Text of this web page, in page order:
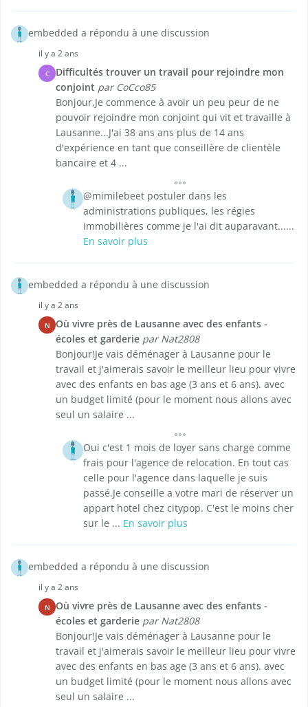
embedded a répondu à une discussion
il y a 2 ans
C
Difficultés trouver un travail pour rejoindre mon
conjoint par CoCco85
Bonjour,Je commence à avoir un peu peur de ne
pouvoir rejoindre mon conjoint qui vit et travaille à
Lausanne...J'ai 38 ans ans plus de 14 ans
d'expérience en tant que conseillère de clientèle
bancaire et 4 ...
@mimilebeet postuler dans les
administrations publiques, les régies
immobilières comme je l'ai dit auparavant......
En savoir plus
embedded a répondu à une discussion
il y a 2 ans
N
Où vivre près de Lausanne avec des enfants -
écoles et garderie par Nat2808
Bonjour!Je vais déménager à Lausanne pour le
travail et j'aimerais savoir le meilleur lieu pour vivre
avec des enfants en bas age (3 ans et 6 ans). avec
un budget limité (pour le moment nous allons avec
seul un salaire ...
Oui c'est 1 mois de loyer sans charge comme
frais pour l'agence de relocation. En tout cas
celle pour l'agence dans laquelle je suis
passé.Je conseille a votre mari de réserver un
appart hotel chez citypop. C'est le moins cher
sur le ... En savoir plus
embedded a répondu à une discussion
il y a 2 ans
N
Où vivre près de Lausanne avec des enfants -
écoles et garderie par Nat2808
Bonjour!Je vais déménager à Lausanne pour le
travail et j'aimerais savoir le meilleur lieu pour vivre
avec des enfants en bas age (3 ans et 6 ans). avec
un budget limité (pour le moment nous allons avec
seul un salaire ...